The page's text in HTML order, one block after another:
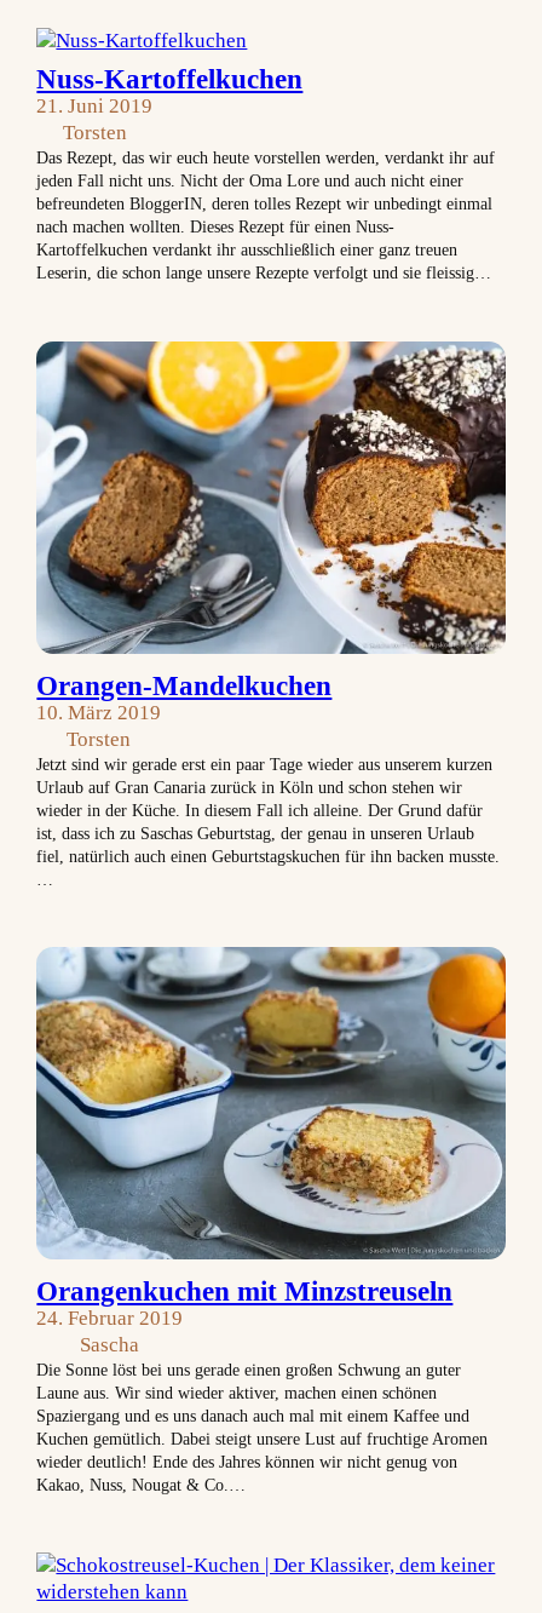
Nuss-Kartoffelkuchen
21. Juni 2019
Torsten
Das Rezept, das wir euch heute vorstellen werden, verdankt ihr auf
jeden Fall nicht uns. Nicht der Oma Lore und auch nicht einer
befreundeten BloggerIN, deren tolles Rezept wir unbedingt einmal
nach machen wollten. Dieses Rezept für einen Nuss-
Kartoffelkuchen verdankt ihr ausschließlich einer ganz treuen
Leserin, die schon lange unsere Rezepte verfolgt und sie fleissig…
Orangen-Mandelkuchen
10. März 2019
Torsten
Jetzt sind wir gerade erst ein paar Tage wieder aus unserem kurzen
Urlaub auf Gran Canaria zurück in Köln und schon stehen wir
wieder in der Küche. In diesem Fall ich alleine. Der Grund dafür
ist, dass ich zu Saschas Geburtstag, der genau in unseren Urlaub
fiel, natürlich auch einen Geburtstagskuchen für ihn backen musste.
Orangenkuchen mit Minzstreuseln
24. Februar 2019
Sascha
Die Sonne löst bei uns gerade einen großen Schwung an guter
Laune aus. Wir sind wieder aktiver, machen einen schönen
Spaziergang und es uns danach auch mal mit einem Kaffee und
Kuchen gemütlich. Dabei steigt unsere Lust auf fruchtige Aromen
wieder deutlich! Ende des Jahres können wir nicht genug von
Kakao, Nuss, Nougat & Co.…